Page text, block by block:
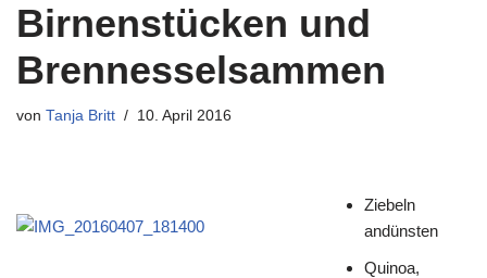
Birnenstücken und
Brennesselsammen
von Tanja Britt 10. April 2016
Ziebeln
andünsten
Quinoa,